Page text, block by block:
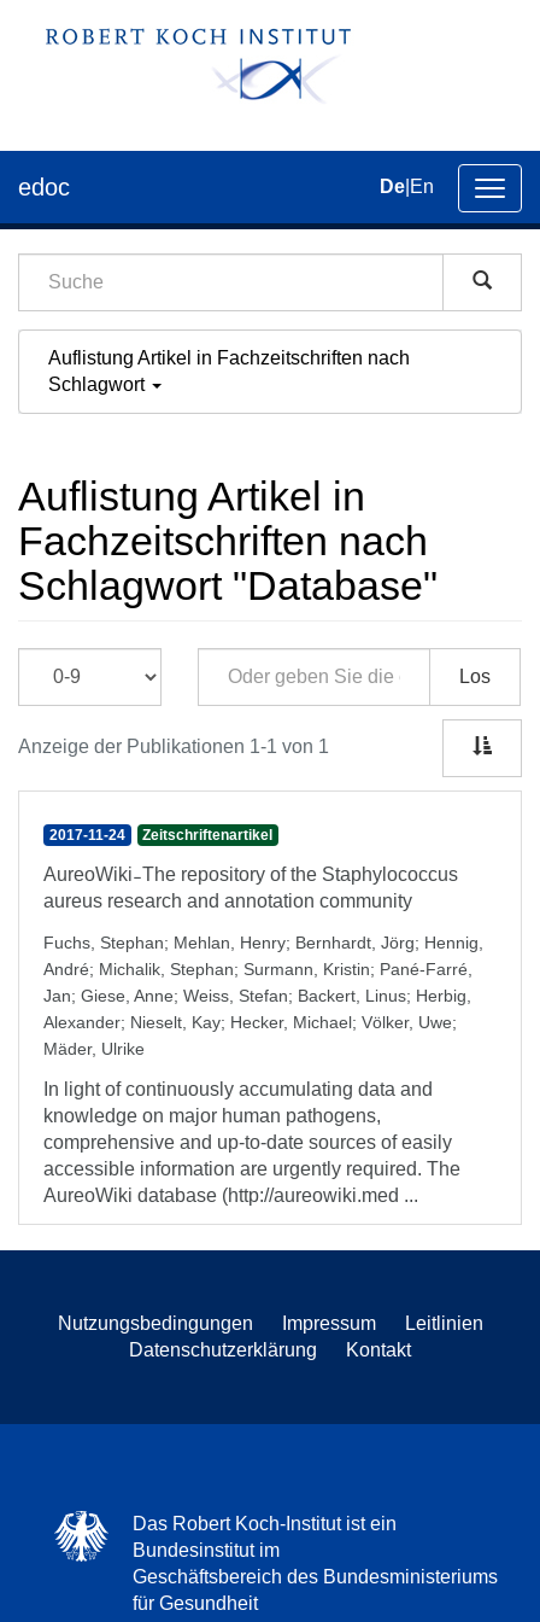
der
edoc De En
Auflistung Artikel in Fachzeitschriften nach
Schlagwort
Auflistung Artikel in
Fachzeitschriften nach
Schlagwort "Database"
Los
Anzeige der Publikationen 1-1 von 1
2017-11-24 Zeitschriftenartikel
AureoWiki ̵ The repository of the Staphylococcus
aureus research and annotation community
Fuchs, Stephan; Mehlan, Henry; Bernhardt, Jörg; Hennig,
André; Michalik, Stephan; Surmann, Kristin; Pané-Farré,
Jan; Giese, Anne; Weiss, Stefan; Backert, Linus; Herbig,
Alexander; Nieselt, Kay; Hecker, Michael; Völker, Uwe;
Mäder, Ulrike
In light of continuously accumulating data and
knowledge on major human pathogens,
comprehensive and up-to-date sources of easily
accessible information are urgently required. The
AureoWiki database (http://aureowiki.med ...
Nutzungsbedingungen Impressum
Leitlinien
Datenschutzerklärung
Kontakt
Das Robert Koch-Institut ist ein
Bundesinstitut im
Geschäftsbereich des Bundesministeriums
für Gesundheit